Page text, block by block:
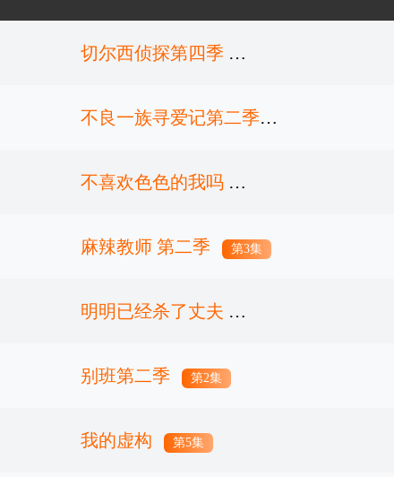
切尔西侦探第四季
第1集
不良一族寻爱记第二季
第4集
不喜欢色色的我吗
第5集
麻辣教师 第二季 第3集
明明已经杀了丈夫
第5集
别班第二季 第2集
我的虚构 第5集